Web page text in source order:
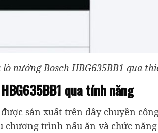
nướng Bosch HBG635BB1 qua
qua tính năng
sản xuất trên dây chuyền
chương trình nấu ăn và chức